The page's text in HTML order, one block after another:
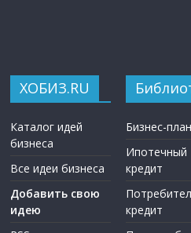
ХОБИЗ.RU
Каталог идей
бизнеса
Все идеи бизнеса
Добавить свою
идею
Бизнес-
Ипотечный
кредит
кредит